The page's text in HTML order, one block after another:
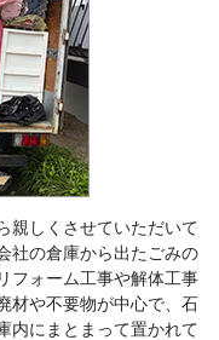
親しくさせていただいて
社の倉庫から出たごみの
フォーム工事や解体工事
材や不要物が中心で、石
内にまとまって置かれて